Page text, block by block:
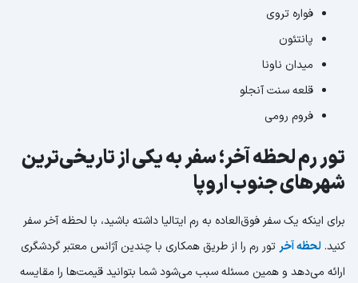
فواره تروی
پانتئون
میدان ناونا
قلعه سنت آنجلو
فروم رومی
تور رم لحظه آخر؛ سفر به یکی از تاریخی‌ترین
شهرهای جنوب اروپا
برای اینکه یک سفر فوق‌العاده به رم ایتالیا داشته باشید، با لحظه آخر سفر
کنید. لحظه آخر تور رم را از طریق همکاری با چندین آژانس معتبر گردشگری
ارائه می‌دهد و همین مسئله سبب می‌شود شما بتوانید قیمت‌ها را مقایسه